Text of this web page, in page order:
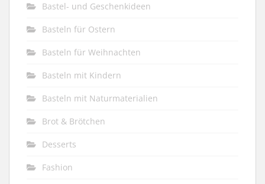
Bastel- und Geschenkideen
Basteln für Ostern
Basteln für Weihnachten
Basteln mit Kindern
Basteln mit Naturmaterialien
Brot & Brötchen
Desserts
Fashion